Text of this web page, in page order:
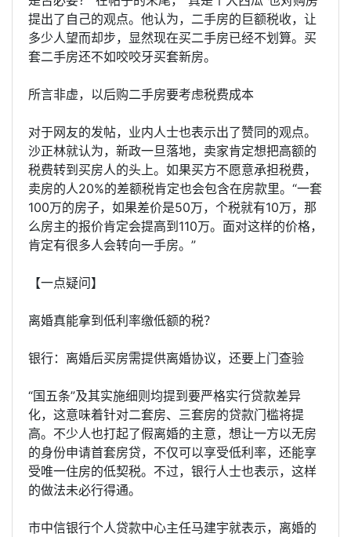
提出了自己的观点。他认为，二手房的巨额税收，让
多少人望而却步，显然现在买二手房已经不划算。买
套二手房还不如咬咬牙买套新房。
所言非虚，以后购二手房要考虑税费成本
对于网友的发帖，业内人士也表示出了赞同的观点。
沙正林就认为，新政一旦落地，卖家肯定想把高额的
税费转到买房人的头上。如果买方不愿意承担税费，
卖房的人20%的差额税肯定也会包含在房款里。“一套
100万的房子，如果差价是50万，个税就有10万，那
么房主的报价肯定会提高到110万。面对这样的价格，
肯定有很多人会转向一手房。”
【一点疑问】
离婚真能拿到低利率缴低额的税？
银行：离婚后买房需提供离婚协议，还要上门查验
“国五条”及其实施细则均提到要严格实行贷款差异
化，这意味着针对二套房、三套房的贷款门槛将提
高。不少人也打起了假离婚的主意，想让一方以无房
的身份申请首套房贷，不仅可以享受低利率，还能享
受唯一住房的低契税。不过，银行人士也表示，这样
的做法未必行得通。
市中信银行个人贷款中心主任马建宇就表示，离婚的